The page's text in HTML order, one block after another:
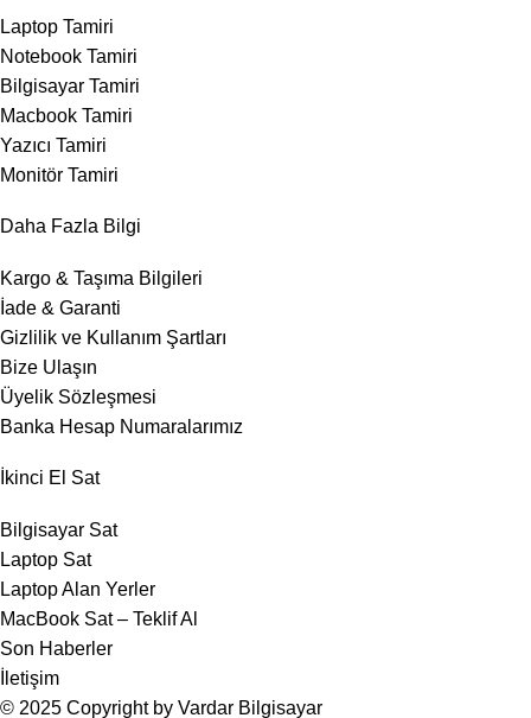
Laptop Tamiri
Notebook Tamiri
Bilgisayar Tamiri
Macbook Tamiri
Yazıcı Tamiri
Monitör Tamiri
Daha Fazla Bilgi
Kargo & Taşıma Bilgileri
İade & Garanti
Gizlilik ve Kullanım Şartları
Bize Ulaşın
Üyelik Sözleşmesi
Banka Hesap Numaralarımız
İkinci El Sat
Bilgisayar Sat
Laptop Sat
Laptop Alan Yerler
MacBook Sat – Teklif Al
Son Haberler
İletişim
© 2025 Copyright by Vardar Bilgisayar